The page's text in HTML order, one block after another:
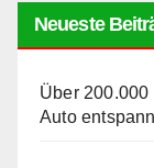
Neueste
Über
Auto